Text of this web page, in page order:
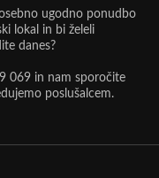
ugodno ponudbo
lokal in bi želeli
danes?
069 in nam sporočite
poslušalcem.